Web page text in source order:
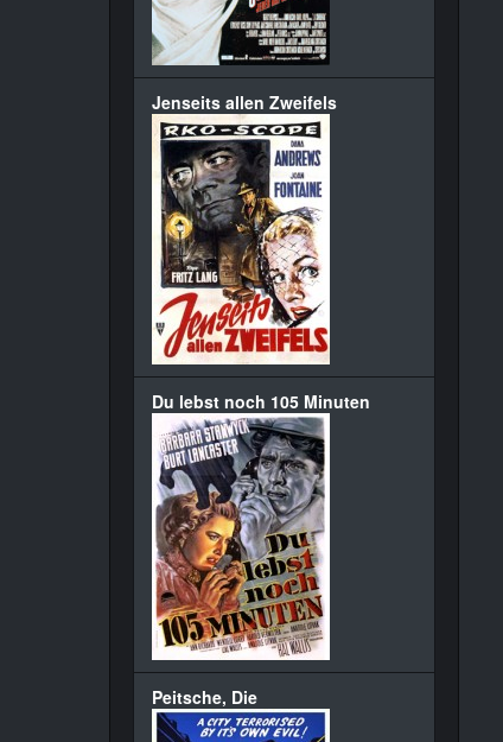
Jenseits allen Zweifels
Du lebst noch 105 Minuten
Peitsche, Die